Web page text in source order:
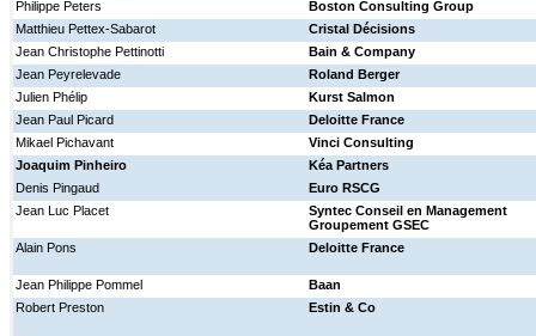
Philippe Peters
Boston Consulting Group
Matthieu Pettex-Sabarot
Cristal Décisions
Jean Christophe Pettinotti
Bain & Company
Jean Peyrelevade
Roland Berger
Julien Phélip
Kurst Salmon
Jean Paul Picard
Deloitte France
Mikael Pichavant
Vinci Consulting
Joaquim Pinheiro
Kéa Partners
Denis Pingaud
Euro RSCG
Jean Luc Placet
Syntec Conseil en Management
Groupement GSEC
Alain Pons
Deloitte France
Jean Philippe Pommel
Baan
Robert Preston
Estin & Co